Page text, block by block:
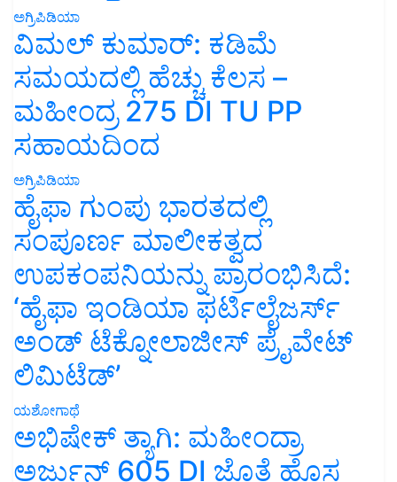
ಅಗ್ರಿಪಿಡಿಯಾ
ವಿಮಲ್ ಕುಮಾರ್: ಕಡಿಮೆ
ಸಮಯದಲ್ಲಿ ಹೆಚ್ಚು ಕೆಲಸ –
ಮಹೀಂದ್ರ 275 DI TU PP
ಸಹಾಯದಿಂದ
ಅಗ್ರಿಪಿಡಿಯಾ
ಹೈಫಾ ಗುಂಪು ಭಾರತದಲ್ಲಿ
ಸಂಪೂರ್ಣ ಮಾಲೀಕತ್ವದ
ಉಪಕಂಪನಿಯನ್ನು ಪ್ರಾರಂಭಿಸಿದೆ:
‘ಹೈಫಾ ಇಂಡಿಯಾ ಫರ್ಟಿಲೈಜರ್ಸ್
ಅಂಡ್ ಟೆಕ್ನೋಲಾಜೀಸ್ ಪ್ರೈವೇಟ್
ಲಿಮಿಟೆಡ್’
ಯಶೋಗಾಥೆ
ಅಭಿಷೇಕ್ ತ್ಯಾಗಿ: ಮಹೀಂದ್ರಾ
ಅರ್ಜುನ್ 605 DI ಜೊತೆ ಹೊಸ